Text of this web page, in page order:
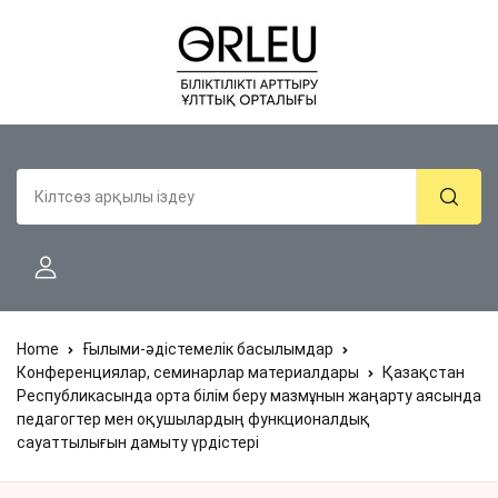
Home
Ғылыми-әдістемелік басылымдар
Конференциялар, семинарлар материалдары
Қазақстан
Республикасында орта білім беру мазмұнын жаңарту аясында
педагогтер мен оқушылардың функционалдық
сауаттылығын дамыту үрдістері